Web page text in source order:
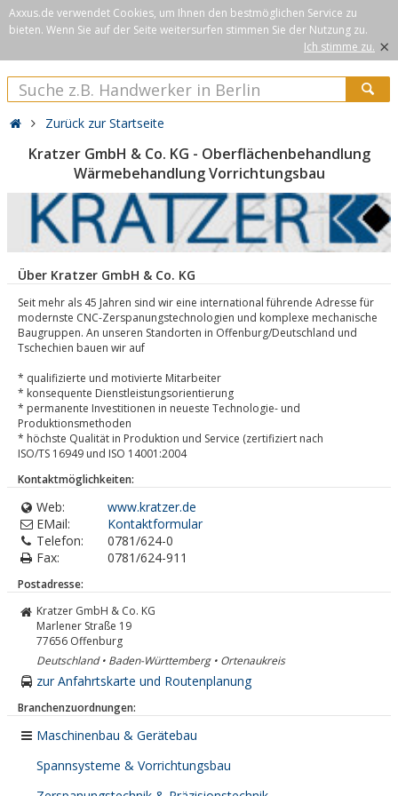
Axxus.de verwendet Cookies, um Ihnen den bestmöglichen Service zu
bieten. Wenn Sie auf der Seite weitersurfen stimmen Sie der Nutzung zu.
Ich stimme zu. ×
Zurück zur Startseite
Kratzer GmbH & Co. KG - Oberflächenbehandlung
Wärmebehandlung Vorrichtungsbau
Über Kratzer GmbH & Co. KG
Seit mehr als 45 Jahren sind wir eine international führende Adresse für
modernste CNC-Zerspanungstechnologien und komplexe mechanische
Baugruppen. An unseren Standorten in Offenburg/Deutschland und
Tschechien bauen wir auf
* qualifizierte und motivierte Mitarbeiter
* konsequente Dienstleistungsorientierung
* permanente Investitionen in neueste Technologie- und
Produktionsmethoden
* höchste Qualität in Produktion und Service (zertifiziert nach
ISO/TS 16949 und ISO 14001:2004
Kontaktmöglichkeiten:
Web:
www.kratzer.de
EMail:
Kontaktformular
Telefon:
0781/624-0
Fax:
0781/624-911
Postadresse:
Kratzer GmbH & Co. KG
Marlener Straße 19
77656 Offenburg
Deutschland • Baden-Württemberg • Ortenaukreis
zur Anfahrtskarte und Routenplanung
Branchenzuordnungen:
Maschinenbau & Gerätebau
Spannsysteme & Vorrichtungsbau